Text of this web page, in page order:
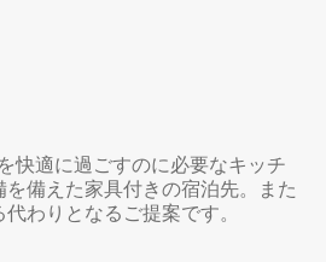
快適に過ごすのに必要なキッチ
備えた家具付きの宿泊先。また
わりとなるご提案です。